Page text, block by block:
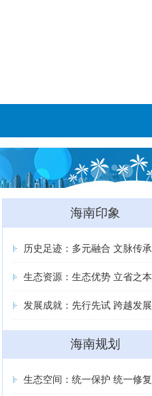
海南印象
历史足迹：多元融合 文脉传承
生态资源：生态优势 立省之本
发展成就：先行先试 跨越发展
海南规划
生态空间：统一保护 统一修复